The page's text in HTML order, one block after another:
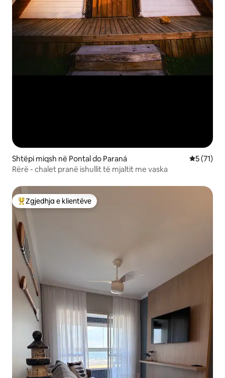
Shtëpi miqsh në Pontal do Paraná Vlerësimi
5 (71)
Rërë - chalet pranë ishullit të mjaltit me vaska
Më të mirat e zgjedhjeve të klientëve
Zgjedhja e klientëve